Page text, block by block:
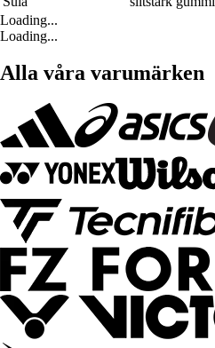
Loading...
Loading...
Alla våra varumärken